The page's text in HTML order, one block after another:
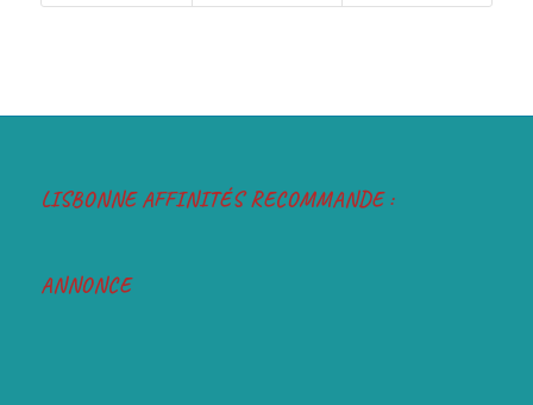
LISBONNE AFFINITÉS RECOMMANDE :
ANNONCE